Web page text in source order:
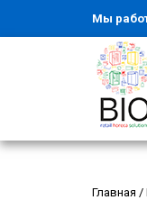
Мы
Главная /